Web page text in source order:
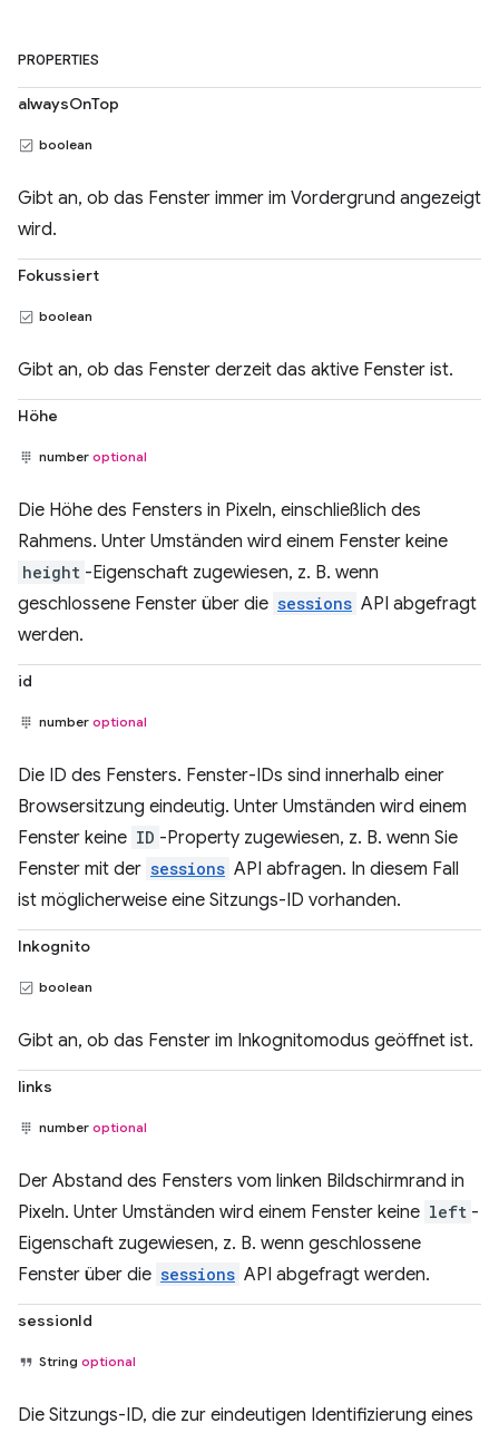
PROPERTIES
alwaysOnTop
boolean
Gibt an, ob das Fenster immer im Vordergrund angezeigt
wird.
Fokussiert
boolean
Gibt an, ob das Fenster derzeit das aktive Fenster ist.
Höhe
number optional
Die Höhe des Fensters in Pixeln, einschließlich des
Rahmens. Unter Umständen wird einem Fenster keine
height -Eigenschaft zugewiesen, z. B. wenn
geschlossene Fenster über die sessions API abgefragt
werden.
id
number optional
Die ID des Fensters. Fenster-IDs sind innerhalb einer
Browsersitzung eindeutig. Unter Umständen wird einem
Fenster keine ID -Property zugewiesen, z. B. wenn Sie
Fenster mit der sessions API abfragen. In diesem Fall
ist möglicherweise eine Sitzungs-ID vorhanden.
Inkognito
boolean
Gibt an, ob das Fenster im Inkognitomodus geöffnet ist.
links
number optional
Der Abstand des Fensters vom linken Bildschirmrand in
Pixeln. Unter Umständen wird einem Fenster keine left -
Eigenschaft zugewiesen, z. B. wenn geschlossene
Fenster über die sessions API abgefragt werden.
sessionId
String optional
Die Sitzungs-ID, die zur eindeutigen Identifizierung eines